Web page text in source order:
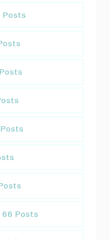
Posts
66 Posts